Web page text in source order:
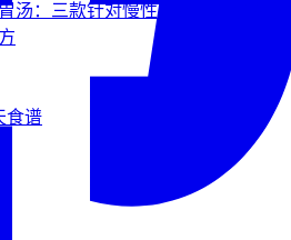
胃汤：三款针对慢性胃炎、胃粘膜修
食谱